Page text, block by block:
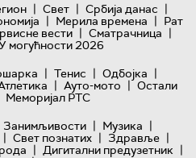
| Свет | Србија данас |
| Мерила времена | Рат
вести | Сматрачница |
могућности 2026
| Тенис | Одбојка |
| Ауто-мото | Остали
Меморијал РТС
Занимљивости | Музика |
| Свет познатих | Здравље |
| Дигитални предузетник |